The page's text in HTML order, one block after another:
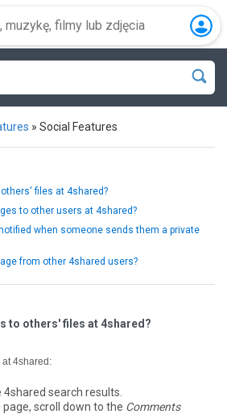
» Social Features
files at 4shared?
to other users at 4shared?
when someone sends them a private
from other 4shared users?
to others' files at 4shared?
at 4shared:
search results.
scroll down to the Comments